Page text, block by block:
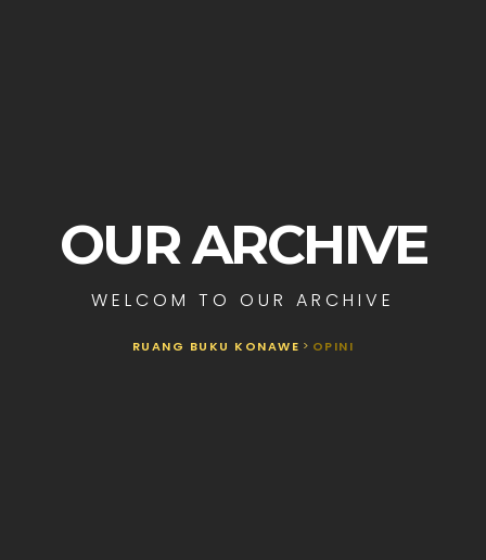
OUR ARCHIVE
WELCOM TO OUR ARCHIVE
RUANG BUKU KONAWE > OPINI